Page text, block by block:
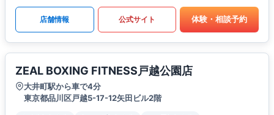
店舗情報 公式サイト 体験・相談予約
ZEAL BOXING FITNESS戸越公園店
大井町駅から車で4分
東京都品川区戸越5-17-12矢田ビル2階